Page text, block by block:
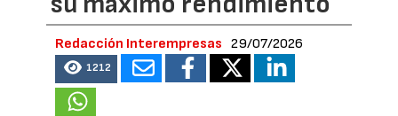
Redacción Interempresas 29/07/2026
1212